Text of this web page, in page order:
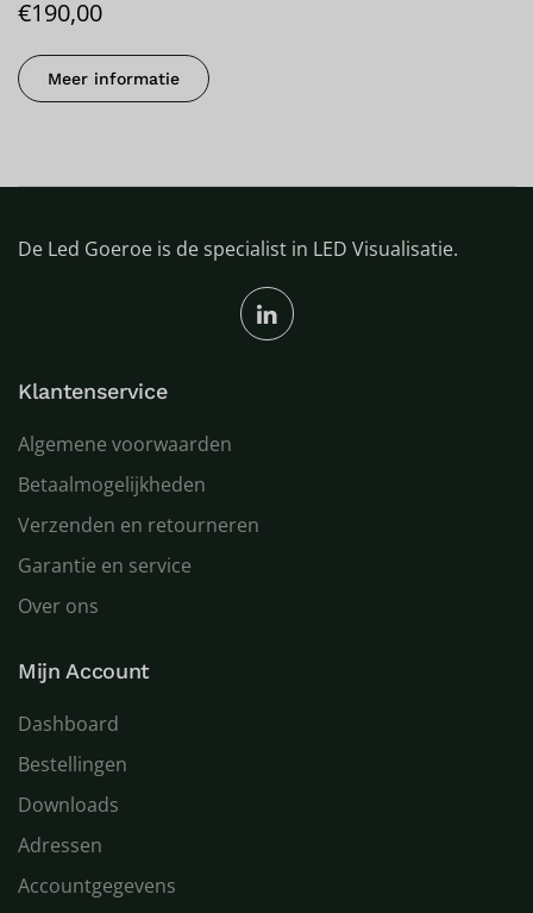
€190,00
Meer informatie
De Led Goeroe is de specialist in LED Visualisatie.
Klantenservice
Algemene voorwaarden
Betaalmogelijkheden
Verzenden en retourneren
Garantie en service
Over ons
Mijn Account
Dashboard
Bestellingen
Downloads
Adressen
Accountgegevens